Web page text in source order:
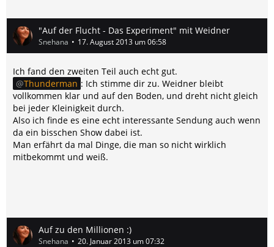
"Auf der Flucht - Das Experiment" mit Weidner
Snehana 17. August 2013 um 06:58
Ich fand den zweiten Teil auch echt gut.
Thunderman : Ich stimme dir zu. Weidner bleibt
vollkommen klar und auf den Boden, und dreht nicht gleich
bei jeder Kleinigkeit durch.
Also ich finde es eine echt interessante Sendung auch wenn
da ein bisschen Show dabei ist.
Man erfährt da mal Dinge, die man so nicht wirklich
mitbekommt und weiß.
Auf zu den Millionen :)
Snehana 20. Januar 2013 um 07:32